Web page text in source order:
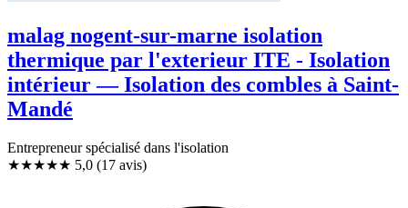
malag nogent-sur-marne isolation
thermique par l'exterieur ITE - Isolation
intérieur — Isolation des combles à Saint-
Mandé
Entrepreneur spécialisé dans l'isolation
★★★★★ 5,0 (17 avis)